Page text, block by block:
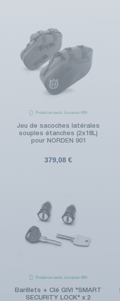
Produit en stock. Livraison 48H
Jeu de sacoches latérales
souples étanches (2x18L)
pour NORDEN 901
379,08 €
Produit en stock. Livraison 48H
Barillets + Clé GIVI "SMART
SECURITY LOCK" x 2